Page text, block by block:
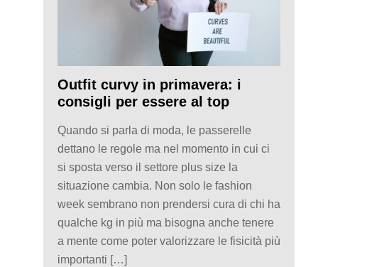
Outfit curvy in primavera: i
consigli per essere al top
Quando si parla di moda, le passerelle
dettano le regole ma nel momento in cui ci
si sposta verso il settore plus size la
situazione cambia. Non solo le fashion
week sembrano non prendersi cura di chi ha
qualche kg in più ma bisogna anche tenere
a mente come poter valorizzare le fisicità più
importanti […]